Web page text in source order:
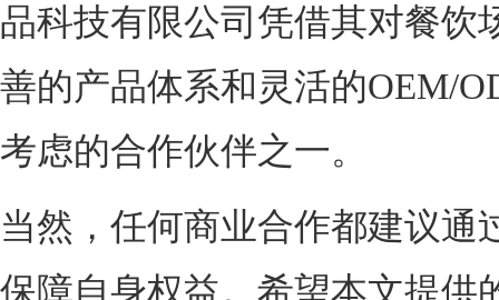
品科技有限公司凭借其对餐饮
善的产品体系和灵活的OEM/
考虑的合作伙伴之一。
当然，任何商业合作都建议通
保障自身权益。希望本文提供